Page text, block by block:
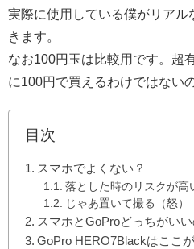
実際に使用している僕がリアル
きます。
なお100円玉は比較用です。超
に100円で買えるわけではない
目次
スマホでよくない？
落とした時のリスクが高
じゃあ置いて撮る（怒）
スマホとGoProどっちがいい
GoPro HERO7Blackはここ